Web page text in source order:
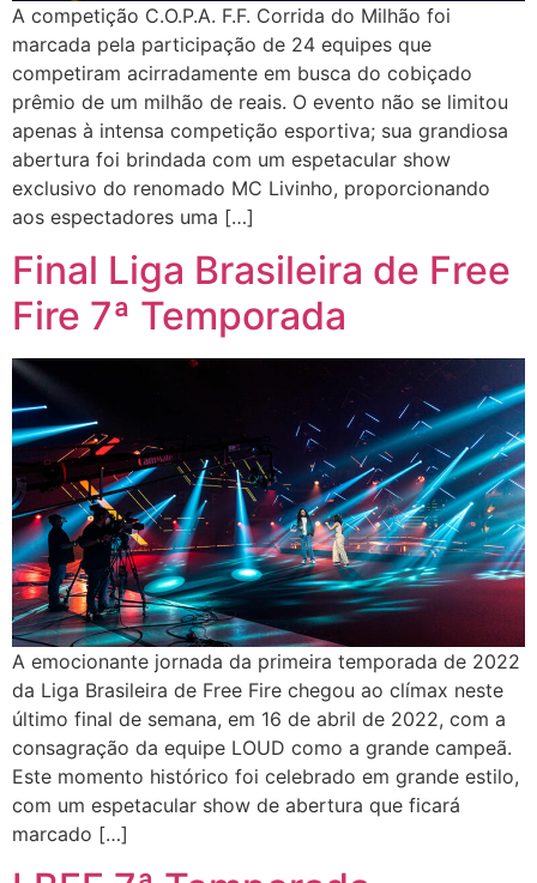
A competição C.O.P.A. F.F. Corrida do Milhão foi
marcada pela participação de 24 equipes que
competiram acirradamente em busca do cobiçado
prêmio de um milhão de reais. O evento não se limitou
apenas à intensa competição esportiva; sua grandiosa
abertura foi brindada com um espetacular show
exclusivo do renomado MC Livinho, proporcionando
aos espectadores uma […]
Final Liga Brasileira de Free
Fire 7ª Temporada
A emocionante jornada da primeira temporada de 2022
da Liga Brasileira de Free Fire chegou ao clímax neste
último final de semana, em 16 de abril de 2022, com a
consagração da equipe LOUD como a grande campeã.
Este momento histórico foi celebrado em grande estilo,
com um espetacular show de abertura que ficará
marcado […]